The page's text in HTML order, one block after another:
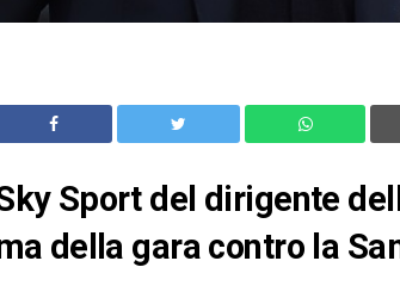
Sport del dirigente
della gara contro la